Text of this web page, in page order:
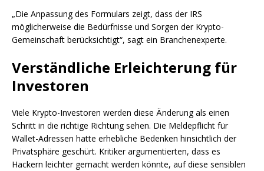
„Die Anpassung des Formulars zeigt, dass der IRS
möglicherweise die Bedürfnisse und Sorgen der Krypto-
Gemeinschaft berücksichtigt“, sagt ein Branchenexperte.
Verständliche Erleichterung für
Investoren
Viele Krypto-Investoren werden diese Änderung als einen
Schritt in die richtige Richtung sehen. Die Meldepflicht für
Wallet-Adressen hatte erhebliche Bedenken hinsichtlich der
Privatsphäre geschürt. Kritiker argumentierten, dass es
Hackern leichter gemacht werden könnte, auf diese sensiblen